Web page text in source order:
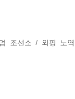
조선소 / 와핑 노